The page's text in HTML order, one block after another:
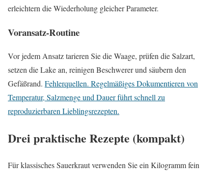
erleichtern die Wiederholung gleicher Parameter.
Voransatz‑Routine
Vor jedem Ansatz tarieren Sie die Waage, prüfen die Salzart,
setzen die Lake an, reinigen Beschwerer und säubern den
Gefäßrand. Fehlerquellen. Regelmäßiges Dokumentieren von
Temperatur, Salzmenge und Dauer führt schnell zu
reproduzierbaren Lieblingsrezepten.
Drei praktische Rezepte (kompakt)
Für klassisches Sauerkraut verwenden Sie ein Kilogramm fein